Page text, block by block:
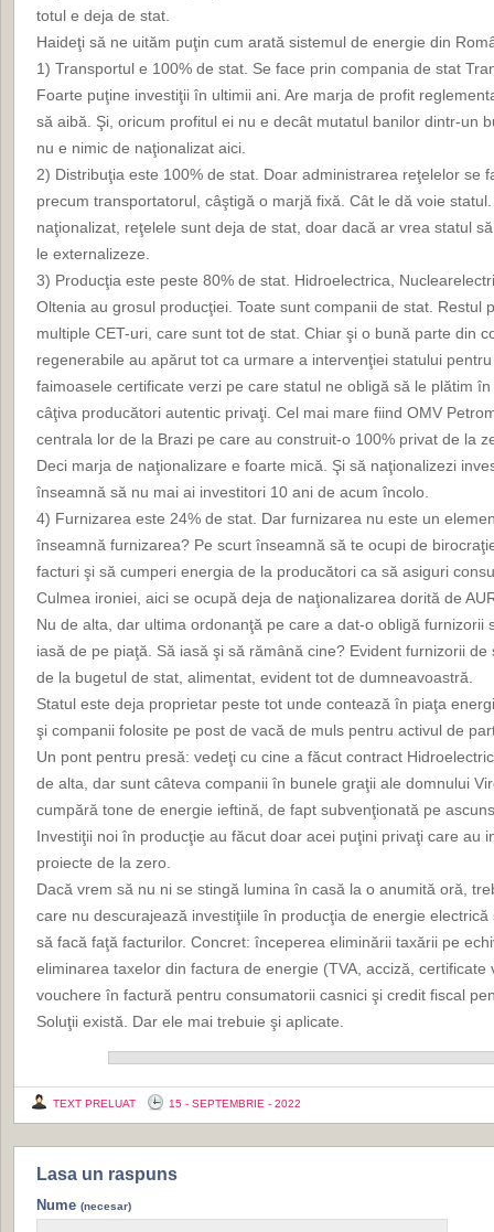
totul e deja de stat.
Haideţi să ne uităm puţin cum arată sistemul de energie din
1) Transportul e 100% de stat. Se face prin compania de stat
Foarte puţine investiţii în ultimii ani. Are marja de profit
să aibă. Şi, oricum profitul ei nu e decât mutatul banilor dintr-un
nu e nimic de naţionalizat aici.
2) Distribuţia este 100% de stat. Doar administrarea reţelelor se
precum transportatorul, câştigă o marjă fixă. Cât le dă voie
naţionalizat, reţelele sunt deja de stat, doar dacă ar vrea statul
le externalizeze.
3) Producţia este peste 80% de stat. Hidroelectrica,
Oltenia au grosul producţiei. Toate sunt companii de stat. Restul
multiple CET-uri, care sunt tot de stat. Chiar şi o bună parte din
regenerabile au apărut tot ca urmare a intervenţiei statului
faimoasele certificate verzi pe care statul ne obligă să le plătim
câţiva producători autentic privaţi. Cel mai mare fiind OMV
centrala lor de la Brazi pe care au construit-o 100% privat de la
Deci marja de naţionalizare e foarte mică. Şi să naţionalizezi
înseamnă să nu mai ai investitori 10 ani de acum încolo.
4) Furnizarea este 24% de stat. Dar furnizarea nu este un
înseamnă furnizarea? Pe scurt înseamnă să te ocupi de
facturi şi să cumperi energia de la producători ca să asiguri
Culmea ironiei, aici se ocupă deja de naţionalizarea dorită de
Nu de alta, dar ultima ordonanţă pe care a dat-o obligă furnizorii
iasă de pe piaţă. Să iasă şi să rămână cine? Evident furnizorii
de la bugetul de stat, alimentat, evident tot de dumneavoastră.
Statul este deja proprietar peste tot unde contează în piaţa
şi companii folosite pe post de vacă de muls pentru activul de
Un pont pentru presă: vedeţi cu cine a făcut contract
de alta, dar sunt câteva companii în bunele graţii ale domnului
cumpără tone de energie ieftină, de fapt subvenţionată pe
Investiţii noi în producţie au făcut doar acei puţini privaţi care au
proiecte de la zero.
Dacă vrem să nu ni se stingă lumina în casă la o anumită oră,
care nu descurajează investiţiile în producţia de energie
să facă faţă facturilor. Concret: începerea eliminării taxării pe
eliminarea taxelor din factura de energie (TVA, acciză,
vouchere în factură pentru consumatorii casnici şi credit fiscal
Soluţii există. Dar ele mai trebuie şi aplicate.
TEXT PRELUAT 15 - SEPTEMBRIE - 2022
Lasa un raspuns
Nume (necesar)